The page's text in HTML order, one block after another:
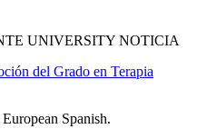
UNIVERSITY NOTICIA
del Grado en Terapia
Spanish.